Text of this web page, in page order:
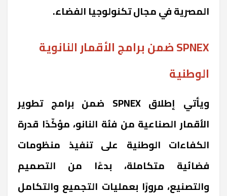
المصرية في مجال تكنولوجيا الفضاء.
SPNEX ضمن برامج الأقمار النانوية
الوطنية
ويأتي إطلاق SPNEX ضمن برامج تطوير
الأقمار الصناعية من فئة النانو، مؤكّدًا قدرة
الكفاءات الوطنية على تنفيذ منظومات
فضائية متكاملة، بدءًا من التصميم
والتصنيع، مرورًا بعمليات التجميع والتكامل